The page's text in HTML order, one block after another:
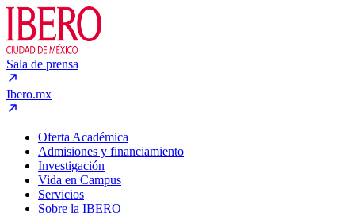
Sala de prensa
Ibero.mx
Oferta Académica
Admisiones y financiamiento
Investigación
Vida en Campus
Servicios
Sobre la IBERO